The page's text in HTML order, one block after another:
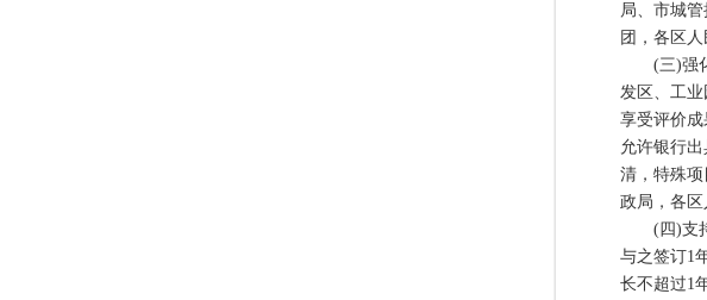
局、市城
团，各区
(三)强化
发区、工
享受评价成
允许银行
清，特殊
政局，各
(四)支持
与之签订1
长不超过1